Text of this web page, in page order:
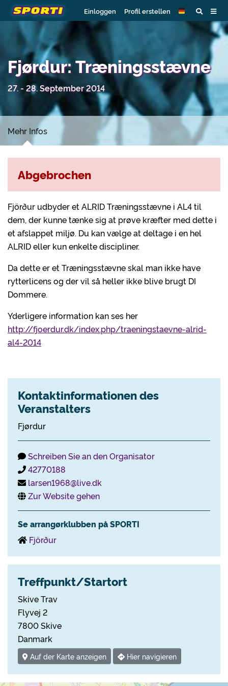
Einloggen Profil erstellen
Fjørdur: Træningsstævne
27. - 28. September 2014
Mehr Infos
Fjörður udbyder et ALRID Træningsstævne i AL4 til
dem, der kunne tænke sig at prøve kræfter med dette i
et afslappet miljø. Du kan vælge at deltage i en hel
ALRID eller kun enkelte discipliner.
Da dette er et Træningsstævne skal man ikke have
rytterlicens og der vil så heller ikke blive brugt DI
Dommere.
Yderligere information kan ses her
http://fjoerdur.dk/index.php/traeningstaevne-alrid-
al4-2014
Kontaktinformationen des
Veranstalters
Fjørdur
Schreiben Sie an den Organisator
42770188
larsen1968@live.dk
Zur Website gehen
Se arrangørklubben på SPORTI
Fjörður
Treffpunkt/Startort
Skive Trav
Flyvej 2
7800 Skive
Danmark
Auf der Karte anzeigen Hier navigieren
Abgebrochen